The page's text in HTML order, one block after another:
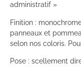
administratif »
Finition :
panneaux et
selon nos coloris.
Pose : scellement